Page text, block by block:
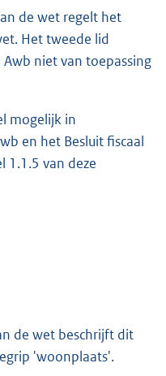
de wet regelt het
Het tweede lid
niet van toepassing
mogelijk in
en het Besluit fiscaal
1.1.5 van deze
de wet beschrijft dit
'woonplaats'.